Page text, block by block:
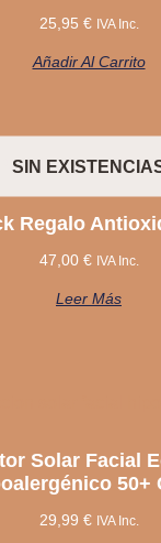
25,95 € IVA Inc.
Añadir Al Carrito
SIN
Regalo
47,00 € IVA Inc.
Leer Más
Solar Facial
50+
29,99 € IVA Inc.